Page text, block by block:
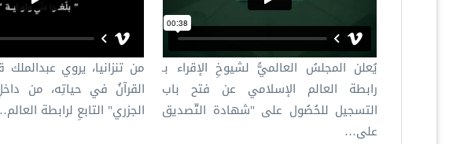
يُعلن المجلسُ العالميُّ لشيوخِ الإقراء بـ
رابطة العالم الإسلامي عن فتح باب
التسجيل للحُصُول على "شهادة التّصديق
على…
من تنزانيا، يروي
القرآنُ في حياتِه، من
الجزري" التابعِ لرابطة